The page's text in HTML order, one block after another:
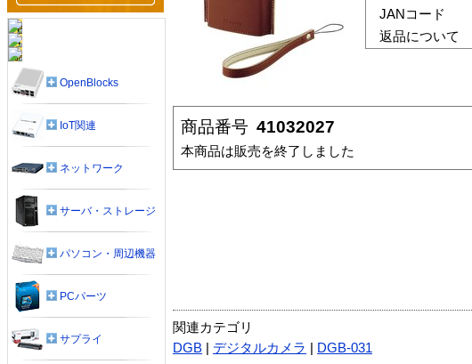
JANコード
返品について
商品番号 41032027
本商品は販売を終了しました
関連カテゴリ
DGB
デジタルカメラ DGB-031
OpenBlocks
IoT関連
ネットワーク
サーバ・ストレージ
パソコン・周辺機器
PCパーツ
サプライ